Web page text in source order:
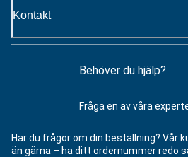
Kontakt
Behöver du hjälp?
Fråga en av våra
Har du frågor om din beställning? Vår
än gärna – ha ditt ordernummer redo